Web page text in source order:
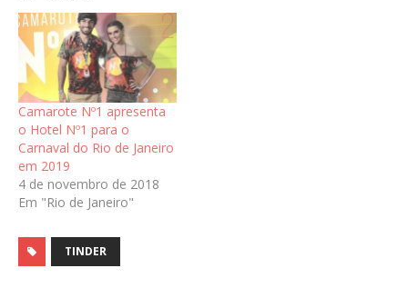
Camarote Nº1 apresenta
o Hotel Nº1 para o
Carnaval do Rio de Janeiro
em 2019
4 de novembro de 2018
Em "Rio de Janeiro"
TINDER